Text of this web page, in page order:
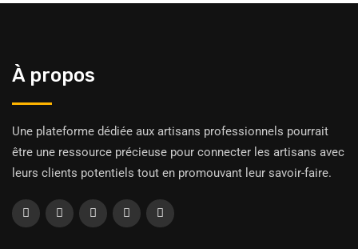
À propos
Une plateforme dédiée aux artisans professionnels pourrait
être une ressource précieuse pour connecter les artisans avec
leurs clients potentiels tout en promouvant leur savoir-faire.